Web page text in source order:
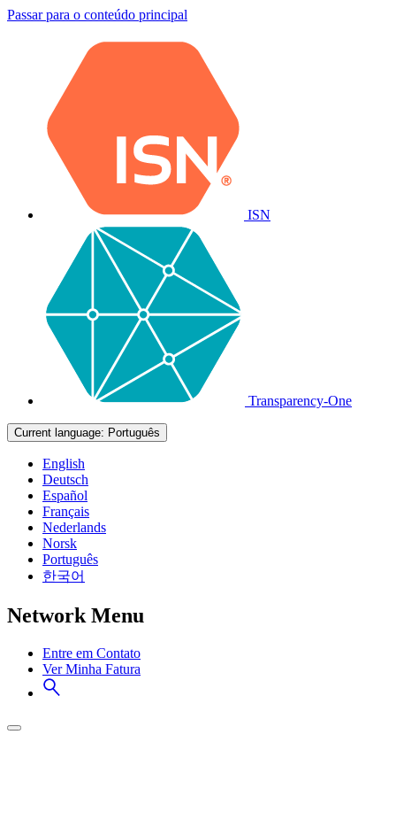
Passar para o conteúdo principal
ISN
Transparency-One
Current language: Português
English
Deutsch
Español
Français
Nederlands
Norsk
Português
한국어
Network Menu
Entre em Contato
Ver Minha Fatura